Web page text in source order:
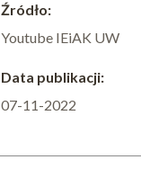
Źródło:
Youtube IEiAK UW
Data publikacji:
07-11-2022